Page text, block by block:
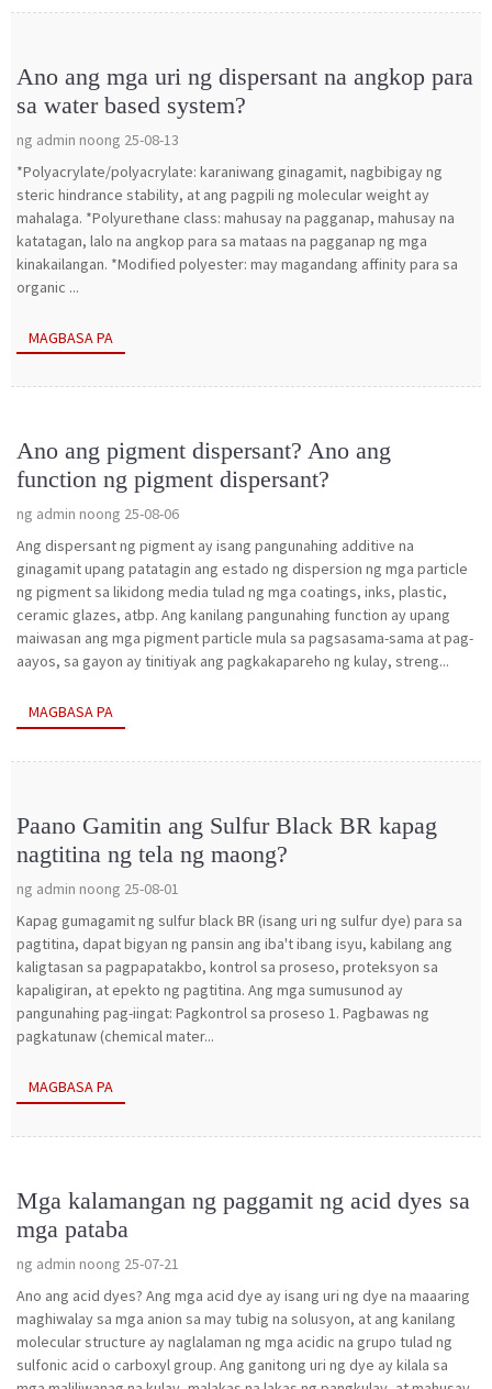
Ano ang mga uri ng dispersant na angkop para
sa water based system?
ng admin noong 25-08-13
*Polyacrylate/polyacrylate: karaniwang ginagamit, nagbibigay ng
steric hindrance stability, at ang pagpili ng molecular weight ay
mahalaga. *Polyurethane class: mahusay na pagganap, mahusay na
katatagan, lalo na angkop para sa mataas na pagganap ng mga
kinakailangan. *Modified polyester: may magandang affinity para sa
organic ...
MAGBASA PA
Ano ang pigment dispersant? Ano ang
function ng pigment dispersant?
ng admin noong 25-08-06
Ang dispersant ng pigment ay isang pangunahing additive na
ginagamit upang patatagin ang estado ng dispersion ng mga particle
ng pigment sa likidong media tulad ng mga coatings, inks, plastic,
ceramic glazes, atbp. Ang kanilang pangunahing function ay upang
maiwasan ang mga pigment particle mula sa pagsasama-sama at pag-
aayos, sa gayon ay tinitiyak ang pagkakapareho ng kulay, streng...
MAGBASA PA
Paano Gamitin ang Sulfur Black BR ​​kapag
nagtitina ng tela ng maong?
ng admin noong 25-08-01
Kapag gumagamit ng sulfur black BR ​​(isang uri ng sulfur dye) para sa
pagtitina, dapat bigyan ng pansin ang iba't ibang isyu, kabilang ang
kaligtasan sa pagpapatakbo, kontrol sa proseso, proteksyon sa
kapaligiran, at epekto ng pagtitina. Ang mga sumusunod ay
pangunahing pag-iingat: Pagkontrol sa proseso 1. Pagbawas ng
pagkatunaw (chemical mater...
MAGBASA PA
Mga kalamangan ng paggamit ng acid dyes sa
mga pataba
ng admin noong 25-07-21
Ano ang acid dyes? Ang mga acid dye ay isang uri ng dye na maaaring
maghiwalay sa mga anion sa may tubig na solusyon, at ang kanilang
molecular structure ay naglalaman ng mga acidic na grupo tulad ng
sulfonic acid o carboxyl group. Ang ganitong uri ng dye ay kilala sa